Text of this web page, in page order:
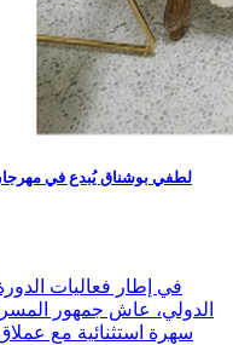
لطفي بوشناق يُبدع في
في إطار فعاليات
الدولي، عاش جمهور
سهرة استثنائية مع عملاق